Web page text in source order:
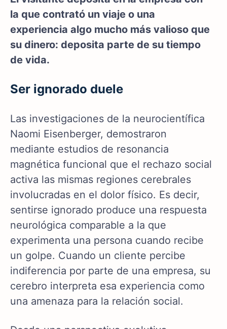
la que contrató un viaje o una
experiencia algo mucho más valioso que
su dinero: deposita parte de su tiempo
de vida.
Ser ignorado duele
Las investigaciones de la neurocientífica
Naomi Eisenberger, demostraron
mediante estudios de resonancia
magnética funcional que el rechazo social
activa las mismas regiones cerebrales
involucradas en el dolor físico. Es decir,
sentirse ignorado produce una respuesta
neurológica comparable a la que
experimenta una persona cuando recibe
un golpe. Cuando un cliente percibe
indiferencia por parte de una empresa, su
cerebro interpreta esa experiencia como
una amenaza para la relación social.